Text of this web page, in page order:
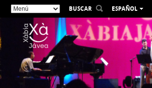
BUSCAR
ESPAÑOL
VALENCIÀ
ENGLISH
DEUTSCH
РУССКИЙ